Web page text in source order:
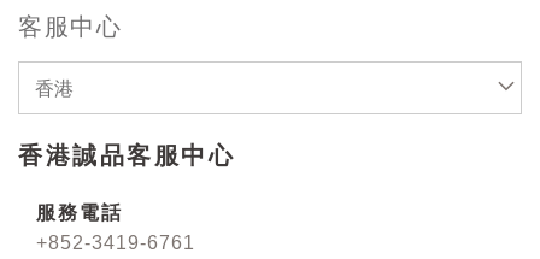
客服中心
香港
香港誠品客服中心
服務電話
+852-3419-6761